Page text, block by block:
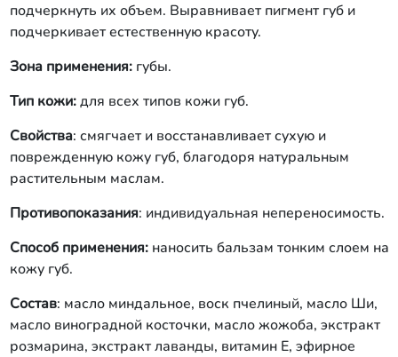
подчеркнуть их объем. Выравнивает пигмент губ и
подчеркивает естественную красоту.
Зона применения: губы.
Тип кожи:для всех типов кожи губ.
Свойства: смягчает и восстанавливает сухую и
поврежденную кожу губ, благодоря натуральным
растительным маслам.
Противопоказания: индивидуальная непереносимость.
Способ применения:наносить бальзам тонким слоем на
кожу губ.
Состав: масло миндальное, воск пчелиный, масло Ши,
масло виноградной косточки, масло жожоба, экстракт
розмарина, экстракт лаванды, витамин Е, эфирное